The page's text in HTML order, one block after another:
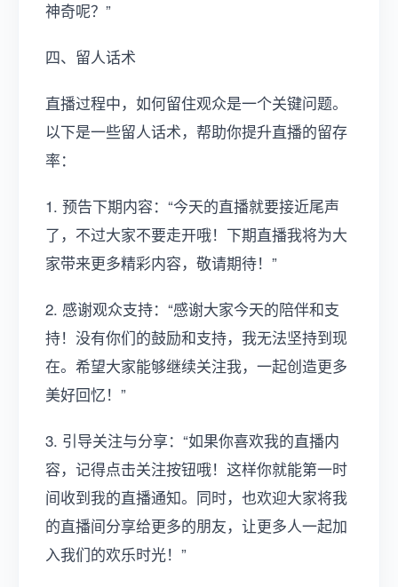
神奇呢？”
四、留人话术
直播过程中，如何留住观众是一个关键问题。
以下是一些留人话术，帮助你提升直播的留存
率：
1. 预告下期内容：“今天的直播就要接近尾声
了，不过大家不要走开哦！下期直播我将为大
家带来更多精彩内容，敬请期待！”
2. 感谢观众支持：“感谢大家今天的陪伴和支
持！没有你们的鼓励和支持，我无法坚持到现
在。希望大家能够继续关注我，一起创造更多
美好回忆！”
3. 引导关注与分享：“如果你喜欢我的直播内
容，记得点击关注按钮哦！这样你就能第一时
间收到我的直播通知。同时，也欢迎大家将我
的直播间分享给更多的朋友，让更多人一起加
入我们的欢乐时光！”